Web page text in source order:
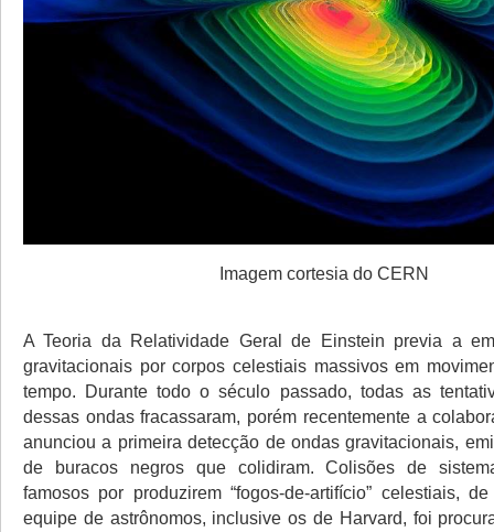
Imagem cortesia do CERN
A Teoria da Relatividade Geral de Einstein previa a
gravitacionais por corpos celestiais massivos em
tempo. Durante todo o século passado, todas as
dessas ondas fracassaram, porém recentemente a
anunciou a primeira detecção de ondas gravitacionais,
de buracos negros que colidiram. Colisões de
famosos por produzirem “fogos-de-artifício” celestiais,
equipe de astrônomos, inclusive os de Harvard, foi